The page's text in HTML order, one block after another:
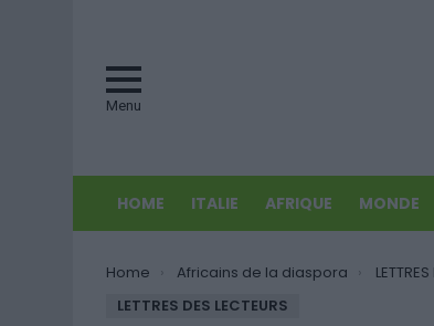
Menu
HOME ITALIE AFRIQUE MONDE
You are here:
Home Africains de la diaspora
LETTRES DES LECTEURS